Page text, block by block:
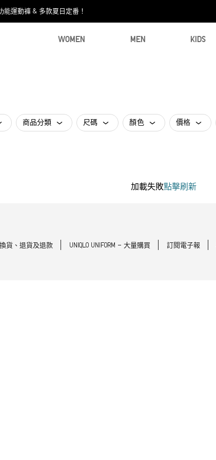
能運動褲 & 多款夏日定番！​
WOMEN MEN KIDS
商品分類 尺碼 顏色 價格
加載失敗點擊刷新
換貨、退貨及退款 UNIQLO UNIFORM - 大量購買 訂閱電子報